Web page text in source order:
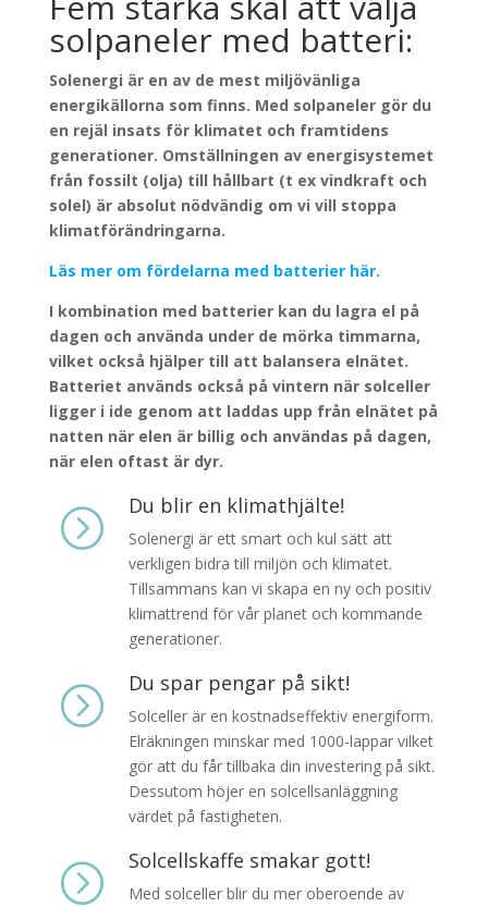
solpaneler med batteri:
Solenergi är en av de mest miljövänliga
energikällorna som finns. Med solpaneler gör du
en rejäl insats för klimatet och framtidens
generationer. Omställningen av energisystemet
från fossilt (olja) till hållbart (t ex vindkraft och
solel) är absolut nödvändig om vi vill stoppa
klimatförändringarna.
Läs mer om fördelarna med batterier här.
I kombination med batterier kan du lagra el på
dagen och använda under de mörka timmarna,
vilket också hjälper till att balansera elnätet.
Batteriet används också på vintern när solceller
ligger i ide genom att laddas upp från elnätet på
natten när elen är billig och användas på dagen,
när elen oftast är dyr.
= Du blir en klimathjälte!
Solenergi är ett smart och kul sätt att
verkligen bidra till miljön och klimatet.
Tillsammans kan vi skapa en ny och positiv
klimattrend för vår planet och kommande
generationer.
= Du spar pengar på sikt!
Solceller är en kostnadseffektiv energiform.
Elräkningen minskar med 1000-lappar vilket
gör att du får tillbaka din investering på sikt.
Dessutom höjer en solcellsanläggning
värdet på fastigheten.
= Solcellskaffe smakar gott!
Med solceller blir du mer oberoende av